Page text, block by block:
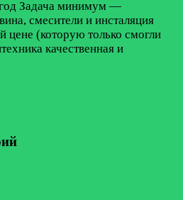
Задача минимум —
смесители и инсталяция
цене (которую только смогли
качественная и